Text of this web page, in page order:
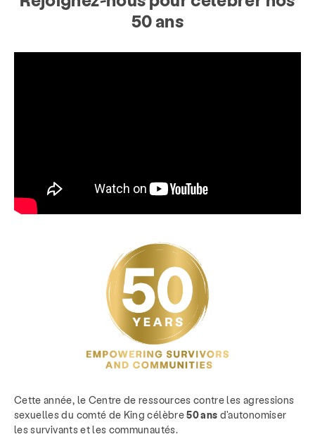
50 ans
Cette année, le Centre de ressources contre les agressions
sexuelles du comté de King célèbre50 ans d'autonomiser
les survivants et les communautés.